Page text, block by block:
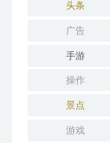
头条
广告
手游
操作
景点
游戏